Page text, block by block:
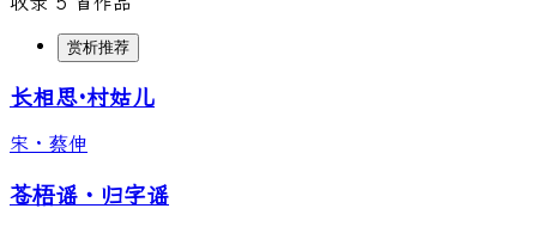
赏析推荐
长相思·村姑儿
宋 · 蔡伸
苍梧谣・归字谣